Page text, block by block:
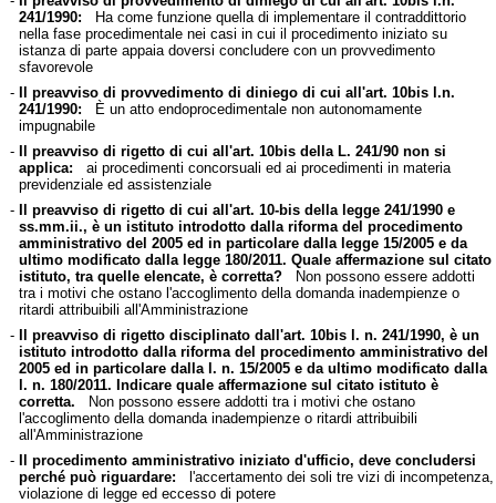
241/1990: Ha come funzione quella di implementare il contraddittorio
nella fase procedimentale nei casi in cui il procedimento iniziato su
istanza di parte appaia doversi concludere con un provvedimento
sfavorevole
- Il preavviso di provvedimento di diniego di cui all'art. 10bis l.n.
241/1990: È un atto endoprocedimentale non autonomamente
impugnabile
- Il preavviso di rigetto di cui all'art. 10bis della L. 241/90 non si
applica: ai procedimenti concorsuali ed ai procedimenti in materia
previdenziale ed assistenziale
- Il preavviso di rigetto di cui all'art. 10-bis della legge 241/1990 e
ss.mm.ii., è un istituto introdotto dalla riforma del procedimento
amministrativo del 2005 ed in particolare dalla legge 15/2005 e da
ultimo modificato dalla legge 180/2011. Quale affermazione sul citato
istituto, tra quelle elencate, è corretta?Non possono essere addotti
tra i motivi che ostano l'accoglimento della domanda inadempienze o
ritardi attribuibili all'Amministrazione
- Il preavviso di rigetto disciplinato dall'art. 10bis l. n. 241/1990, è un
istituto introdotto dalla riforma del procedimento amministrativo del
2005 ed in particolare dalla l. n. 15/2005 e da ultimo modificato dalla
l. n. 180/2011. Indicare quale affermazione sul citato istituto è
corretta. Non possono essere addotti tra i motivi che ostano
l'accoglimento della domanda inadempienze o ritardi attribuibili
all'Amministrazione
- Il procedimento amministrativo iniziato d'ufficio, deve concludersi
perché può riguardare: l'accertamento dei soli tre vizi di incompetenza,
violazione di legge ed eccesso di potere